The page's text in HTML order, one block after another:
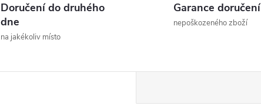
Doručení do druhého
dne
na jakékoliv místo
Garance doručení
nepoškozeného zboží